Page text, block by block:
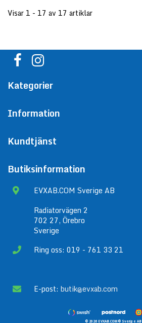
Visar 1 - 17 av 17 artiklar
Kategorier
Information
Kundtjänst
Butiksinformation
EVXAB.COM Sverige AB
Radiatorvägen 2
702 27, Örebro
Sverige
Ring oss: 019 - 761 33 21
E-post: butik@evxab.com
© 2026 EVXAB.COM® Sverige AB